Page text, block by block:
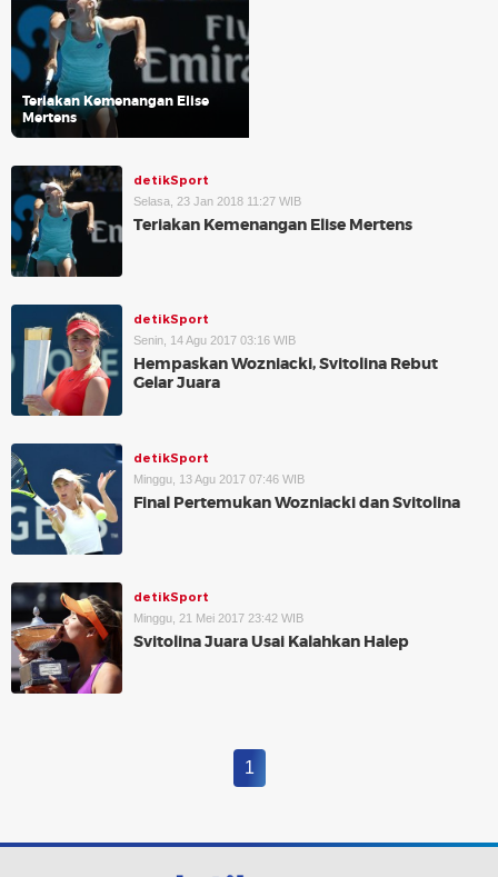
Teriakan Kemenangan Elise
Mertens
detikSport
Selasa, 23 Jan 2018 11:27 WIB
Teriakan Kemenangan Elise Mertens
detikSport
Senin, 14 Agu 2017 03:16 WIB
Hempaskan Wozniacki, Svitolina Rebut
Gelar Juara
detikSport
Minggu, 13 Agu 2017 07:46 WIB
Final Pertemukan Wozniacki dan Svitolina
detikSport
Minggu, 21 Mei 2017 23:42 WIB
Svitolina Juara Usai Kalahkan Halep
1